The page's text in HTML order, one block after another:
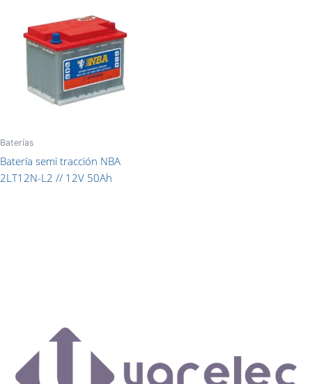
Baterías
Batería semi tracción NBA
2LT12N-L2 // 12V 50Ah